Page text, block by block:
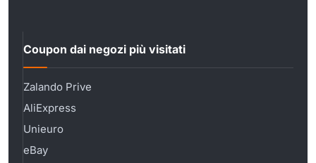
Coupon dai negozi più visitati
Zalando Prive
AliExpress
Unieuro
eBay